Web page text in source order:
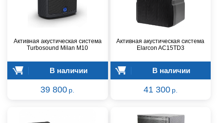
Активная акустическая система
Turbosound Milan M10
В наличии
39 800 р.
Активная акустическая система
Elarcon AC15TD3
В наличии
41 300 р.